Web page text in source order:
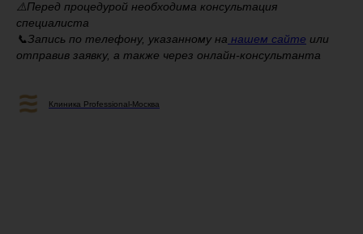
⚠️Перед процедурой необходима консультация
специалиста
📞Запись по телефону, указанному на нашем сайте или
отправив заявку, а также через онлайн-консультанта
Клиника Professional-Москва